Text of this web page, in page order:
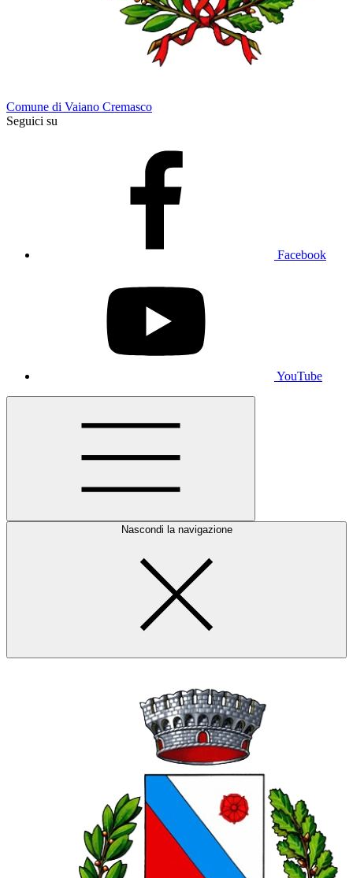
Comune di Vaiano Cremasco
Seguici su
Facebook
YouTube
Nascondi la navigazione